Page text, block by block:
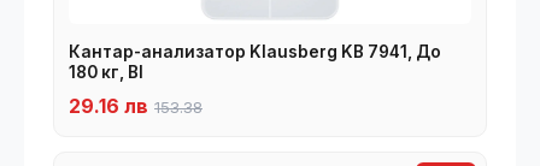
Кантар-анализатор Klausberg KB 7941, До
180 кг, BI
29.16 лв 153.38